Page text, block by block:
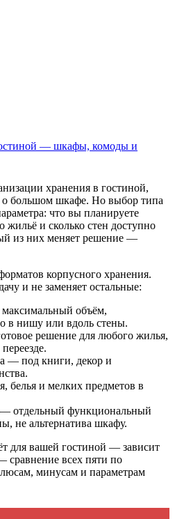
хранения в гостиной,
о большом шкафе. Но выбор типа
что вы планируете
жильё и сколько стен доступно
из них меняет решение —
корпусного хранения.
и не заменяет остальные:
объём,
в нишу или вдоль стены.
решение для любого жилья,
— под книги, декор и
белья и мелких предметов в
— отдельный функциональный
не альтернатива шкафу.
для вашей гостиной — зависит
сравнение всех пяти по
минусам и параметрам